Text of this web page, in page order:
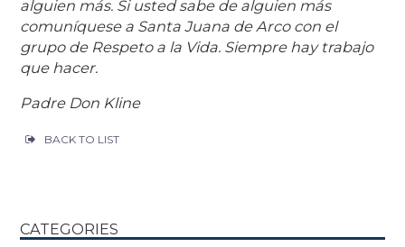
alguien más. Si usted sabe de alguien más
comuníquese a Santa Juana de Arco con el
grupo de Respeto a la Vida. Siempre hay trabajo
que hacer.
Padre Don Kline
BACK TO LIST
CATEGORIES